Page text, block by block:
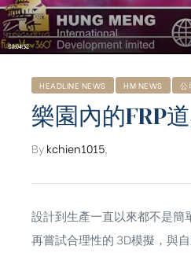
HEADLINE NEWS HM NEWS 公
樂園內的FRP
Bykchien1015,
設計到生產一直以來都不是
再嘗試合理性的 3D模擬，與